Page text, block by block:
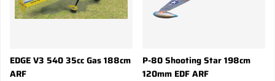
EDGE V3 540 35cc Gas 188cm
ARF
P-80 Shooting Star 198cm
120mm EDF ARF